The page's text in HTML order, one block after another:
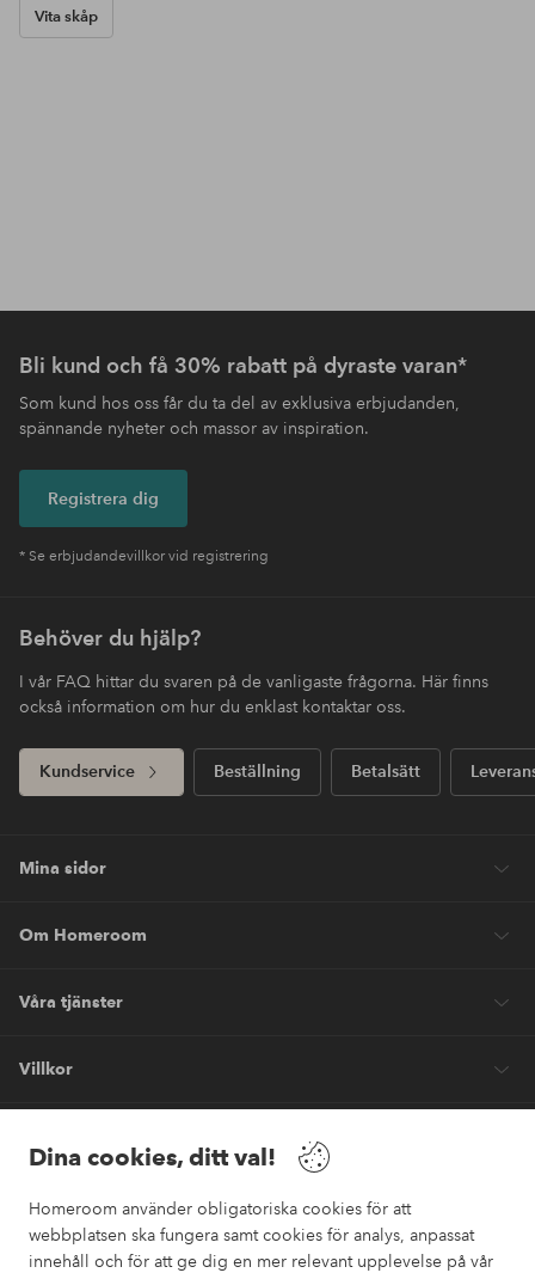
Dina cookies, ditt val!
Homeroom använder obligatoriska cookies för att
webbplatsen ska fungera samt cookies för analys, anpassat
innehåll och för att ge dig en mer relevant upplevelse på vår
Vita skåp
Bli kund och få 30% rabatt på dyraste varan*
Som kund hos oss får du ta del av exklusiva erbjudanden,
spännande nyheter och massor av inspiration.
Registrera dig
* Se erbjudandevillkor vid registrering
Behöver du hjälp?
I vår FAQ hittar du svaren på de vanligaste frågorna. Här finns
också information om hur du enklast kontaktar oss.
Kundservice Beställning Betalsätt
Mina sidor
Om Homeroom
Våra tjänster
Villkor